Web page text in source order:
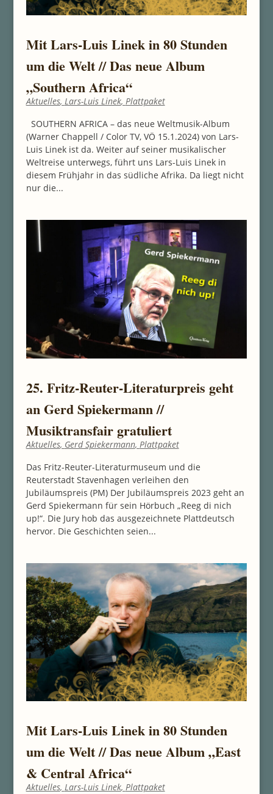
Mit Lars-Luis Linek in 80 Stunden
um die Welt // Das neue Album
„Southern Africa“
Aktuelles, Lars-Luis Linek, Plattpaket
SOUTHERN AFRICA – das neue Weltmusik-Album
(Warner Chappell / Color TV, VÖ 15.1.2024) von Lars-
Luis Linek ist da. Weiter auf seiner musikalischer
Weltreise unterwegs, führt uns Lars-Luis Linek in
diesem Frühjahr in das südliche Afrika. Da liegt nicht
nur die...
25. Fritz-Reuter-Literaturpreis geht
an Gerd Spiekermann //
Musiktransfair gratuliert
Aktuelles, Gerd Spiekermann, Plattpaket
Das Fritz-Reuter-Literaturmuseum und die
Reuterstadt Stavenhagen verleihen den
Jubiläumspreis (PM) Der Jubiläumspreis 2023 geht an
Gerd Spiekermann für sein Hörbuch „Reeg di nich
up!“. Die Jury hob das ausgezeichnete Plattdeutsch
hervor. Die Geschichten seien...
Mit Lars-Luis Linek in 80 Stunden
um die Welt // Das neue Album „East
& Central Africa“
Aktuelles, Lars-Luis Linek, Plattpaket